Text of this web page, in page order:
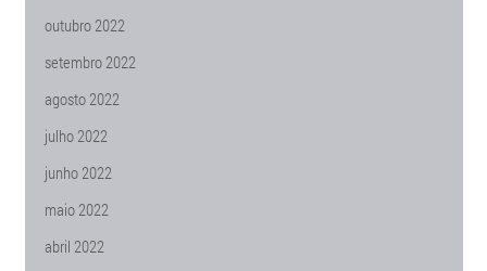
outubro 2022
setembro 2022
agosto 2022
julho 2022
junho 2022
maio 2022
abril 2022